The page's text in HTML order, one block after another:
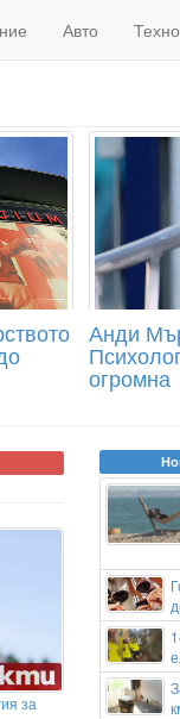
Авто
Анди
огромна
за